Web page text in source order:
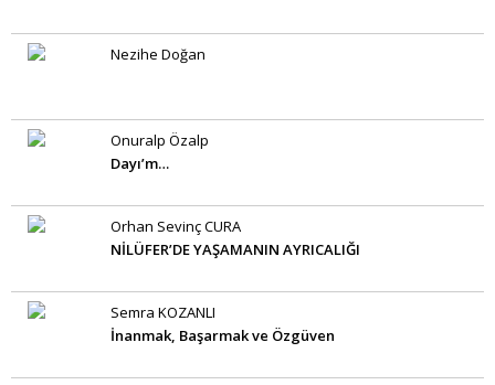
Nezihe Doğan
Onuralp Özalp
Dayı’m…
Orhan Sevinç CURA
NİLÜFER’DE YAŞAMANIN AYRICALIĞI
Semra KOZANLI
İnanmak, Başarmak ve Özgüven